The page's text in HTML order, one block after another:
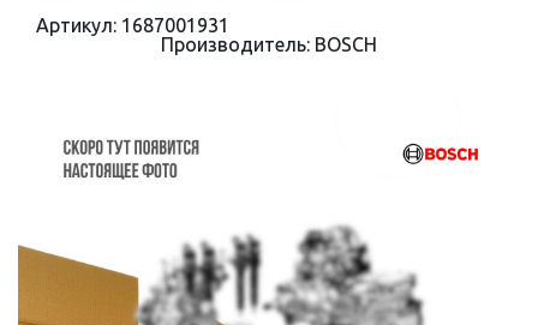
Артикул: 1687001931
Производитель: BOSCH